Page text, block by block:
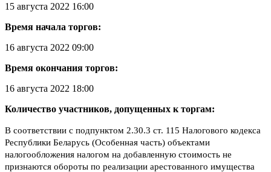
15 августа 2022 16:00
Время начала торгов:
16 августа 2022 09:00
Время окончания торгов:
16 августа 2022 18:00
Количество участников, допущенных к торгам:
В соответствии с подпунктом 2.30.3 ст. 115 Налогового кодекса
Республики Беларусь (Особенная часть) объектами
налогообложения налогом на добавленную стоимость не
признаются обороты по реализации арестованного имущества